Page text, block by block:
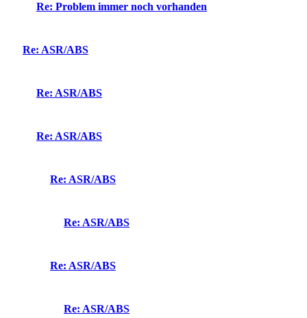
Re: Problem immer noch vorhanden
Re: ASR/ABS
Re: ASR/ABS
Re: ASR/ABS
Re: ASR/ABS
Re: ASR/ABS
Re: ASR/ABS
Re: ASR/ABS